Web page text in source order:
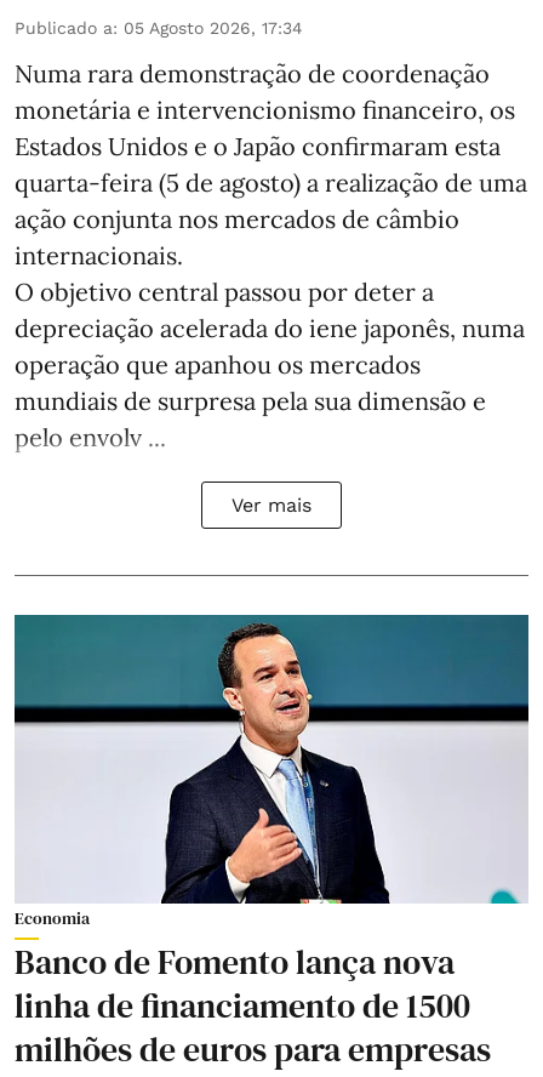
Publicado a: 05 Agosto 2026, 17:34
Numa rara demonstração de coordenação
monetária e intervencionismo financeiro, os
Estados Unidos e o Japão confirmaram esta
quarta-feira (5 de agosto) a realização de uma
ação conjunta nos mercados de câmbio
internacionais.
O objetivo central passou por deter a
depreciação acelerada do iene japonês, numa
operação que apanhou os mercados
mundiais de surpresa pela sua dimensão e
pelo envolv ...
Ver mais
Economia
Banco de Fomento lança nova
linha de financiamento de 1500
milhões de euros para empresas